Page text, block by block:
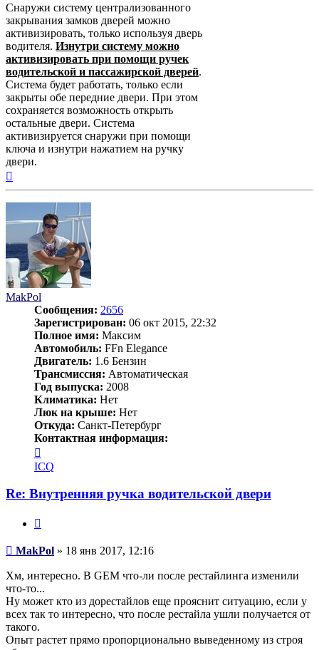
Снаружи систему централизованного
закрывания замков дверей можно
активизировать, только используя дверь
водителя. Изнутри систему можно
активизировать при помощи ручек
водительской и пассажирской дверей.
Система будет работать, только если
закрыты обе передние двери. При этом
сохраняется возможность открыть
остальные двери. Система
активизируется снаружи при помощи
ключа и изнутри нажатием на ручку
двери.
MakPol
Сообщения: 2656
Зарегистрирован: 06 окт 2015, 22:32
Полное имя: Максим
Автомобиль: FFn Elegance
Двигатель: 1.6 Бензин
Трансмиссия: Автоматическая
Год выпуска: 2008
Климатика: Нет
Люк на крыше: Нет
Откуда: Санкт-Петербург
Контактная информация:
информация
пользователя
ICQ
Re: Внутренняя ручка водительской двери
Сообщение
MakPol » 18 янв 2017, 12:16
Хм, интересно. В GEM что-ли после рестайлинга изменили
что-то...
Ну может кто из дорестайлов еще прояснит ситуацию, если у
всех так то интересно, что после рестайла ушли получается от
такого.
Опыт растет прямо пропорционально выведенному из строя